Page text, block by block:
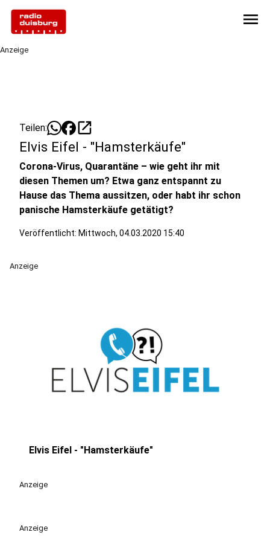
menu
Anzeige
Teilen: open_in_new
Elvis Eifel - "Hamsterkäufe"
Corona-Virus, Quarantäne – wie geht ihr mit
diesen Themen um? Etwa ganz entspannt zu
Hause das Thema aussitzen, oder habt ihr schon
panische Hamsterkäufe getätigt?
Veröffentlicht: Mittwoch, 04.03.2020 15:40
Anzeige
Elvis Eifel - "Hamsterkäufe"
Anzeige
Anzeige